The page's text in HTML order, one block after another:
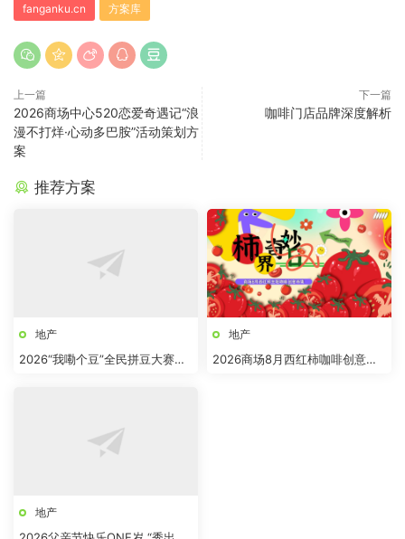
fanganku.cn 方案库
上一篇
2026商场中心520恋爱奇遇记“浪
漫不打烊·心动多巴胺”活动策划方
案
下一篇
咖啡门店品牌深度解析
推荐方案
地产
2026“我嘞个豆”全民拼豆大赛主
地产
2026商场8月西红柿咖啡创意市
地产